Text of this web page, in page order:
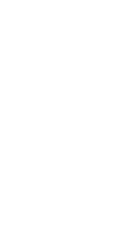
Veseli so, da se
ljudi, ki živijo pod
lahko ravnotežje v
pregovor in v tem
izvajajo akcijo Naša
pomoči potrebne
Po simbolični predaji